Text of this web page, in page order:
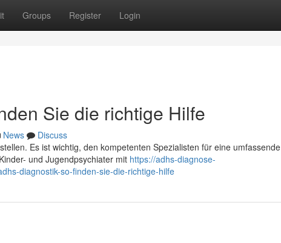
Groups Register Login
Sie die richtige Hilfe
News
Discuss
Es ist wichtig, den kompetenten Spezialisten für eine umfassende
und Jugendpsychiater mit https://adhs-diagnose-
diagnostik-so-finden-sie-die-richtige-hilfe